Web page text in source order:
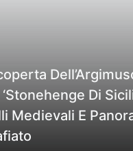
Di
Medievali E